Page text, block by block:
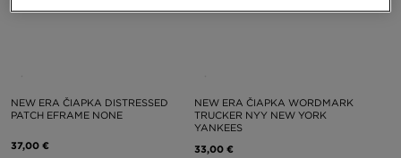
NEW ERA ČIAPKA DISTRESSED
PATCH EFRAME NONE
37,00 €
NEW ERA ČIAPKA WORDMARK
TRUCKER NYY NEW YORK
YANKEES
33,00 €